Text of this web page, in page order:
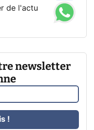
de l'actu
newsletter
!